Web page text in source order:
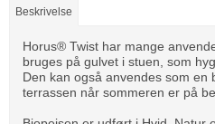
Beskrivelse
Horus® Twist har mange
bruges på gulvet i stuen, som
Den kan også anvendes som en
terrassen når sommeren er på